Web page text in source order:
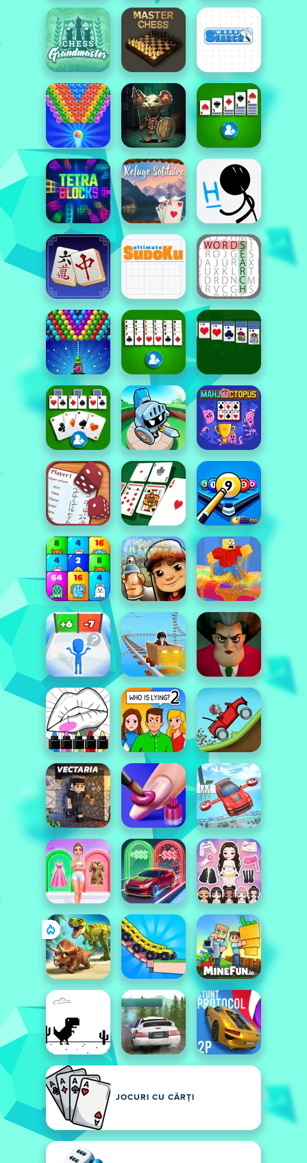
JOCURI CU CĂRȚI